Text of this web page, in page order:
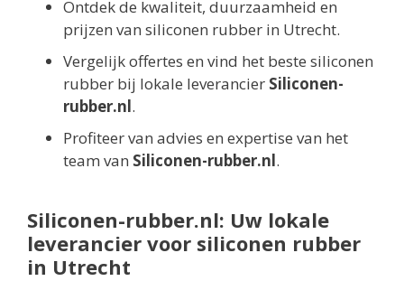
Ontdek de kwaliteit, duurzaamheid en
prijzen van siliconen rubber in Utrecht.
Vergelijk offertes en vind het beste siliconen
rubber bij lokale leverancier Siliconen-
rubber.nl.
Profiteer van advies en expertise van het
team van Siliconen-rubber.nl.
Siliconen-rubber.nl: Uw lokale
leverancier voor siliconen rubber
in Utrecht